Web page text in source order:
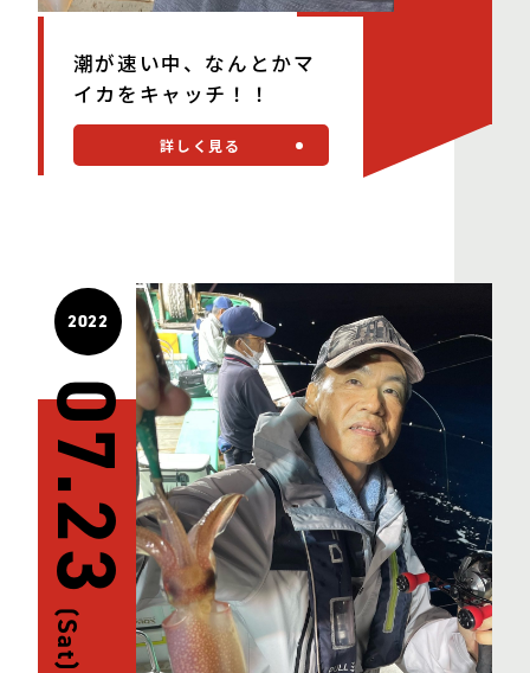
潮が速い中、なんとかマ
イカをキャッチ！！
詳しく見る
2022
07.23
(Sat)